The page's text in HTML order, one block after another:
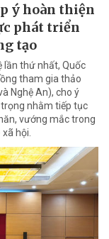
ý hoàn thiện
phát triển
tạo
lần thứ nhất, Quốc
tham gia thảo
Nghệ An), cho ý
trọng nhằm tiếp tục
vướng mắc trong
hội.